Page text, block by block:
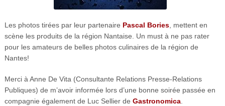
Les photos tirées par leur partenaire Pascal Bories, mettent en
scène les produits de la région Nantaise. Un must à ne pas rater
pour les amateurs de belles photos culinaires de la région de
Nantes!
Merci à Anne De Vita (Consultante Relations Presse-Relations
Publiques) de m’avoir informée lors d’une bonne soirée passée en
compagnie également de Luc Sellier de Gastronomica.